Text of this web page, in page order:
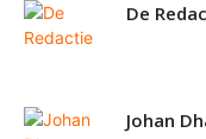
De
Johan